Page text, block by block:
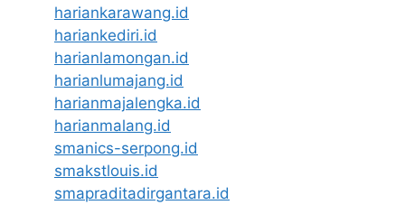
hariankarawang.id
hariankediri.id
harianlamongan.id
harianlumajang.id
harianmajalengka.id
harianmalang.id
smanics-serpong.id
smakstlouis.id
smapraditadirgantara.id